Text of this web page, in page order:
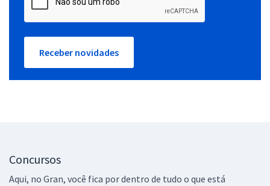
Receber novidades
Concursos
Aqui, no Gran, você fica por dentro de tudo o que está